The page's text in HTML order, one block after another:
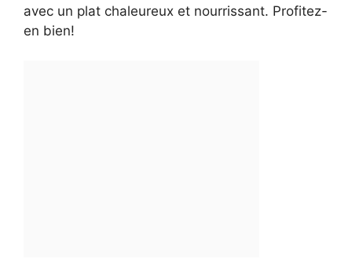
avec un plat chaleureux et nourrissant. Profitez-
en bien!